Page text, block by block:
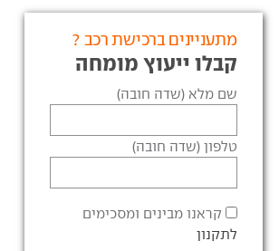
מתעניינים ברכישת רכב ?
קבלו ייעוץ מומחה
שם מלא (שדה חובה)
טלפון (שדה חובה)
קראנו מבינים ומסכימים
לתקנון